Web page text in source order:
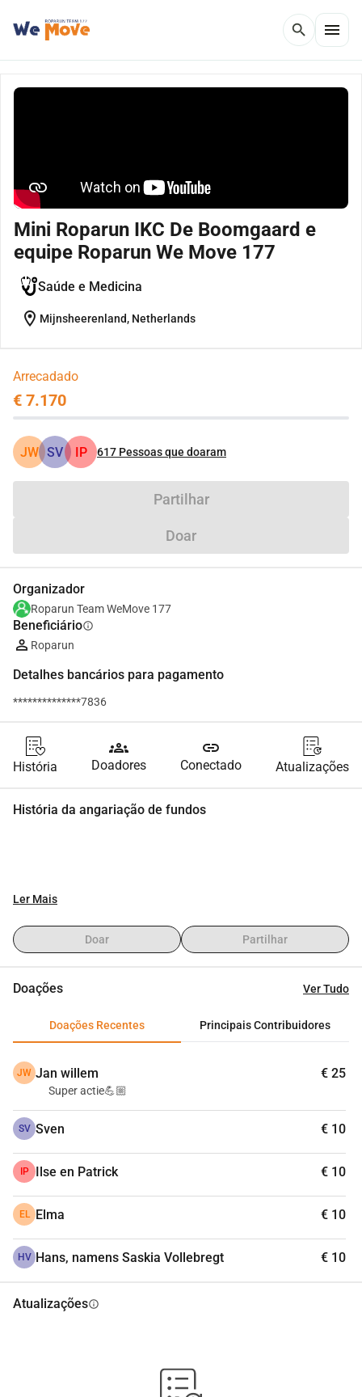
search menu
Mini Roparun IKC De Boomgaard e
equipe Roparun We Move 177
Saúde e Medicina
location_on Mijnsheerenland, Netherlands
Arrecadado
€ 7.170
JW SV IP 617 Pessoas que doaram
Partilhar
Doar
Organizador
Roparun Team WeMove 177
Beneficiárioinfo
Roparun
Detalhes bancários para pagamento
**************7836
História
groups
Doadores
link
Conectado Atualizações
História da angariação de fundos
Ler Mais
Doar Partilhar
Doações Ver Tudo
Doações Recentes Principais Contribuidores
JW Jan willem € 25
Super actie💪🏼
SV Sven € 10
IP Ilse en Patrick € 10
EL Elma € 10
HV Hans, namens Saskia Vollebregt € 10
Atualizaçõesinfo